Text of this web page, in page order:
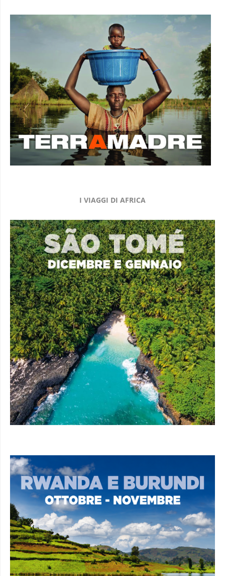
I VIAGGI DI AFRICA